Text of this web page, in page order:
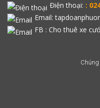
Điện thoại: :
Email:
FB : Cho thuê xe